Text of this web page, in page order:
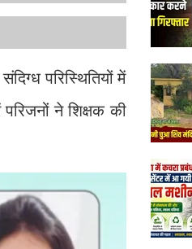
परिस्थितियों में
ने शिक्षक की